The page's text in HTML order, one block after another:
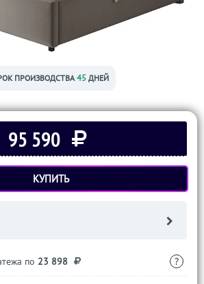
ПРОИЗВОДСТВА45 ДНЕЙ
95 590
КУПИТЬ
по 23 898 ?